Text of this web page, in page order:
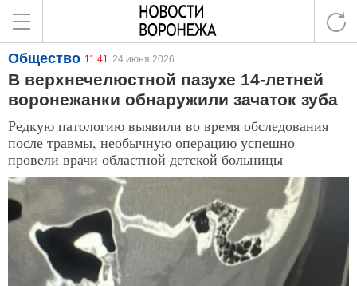
Общество 11:41 24 июня 2026
В верхнечелюстной пазухе 14-летней
воронежанки обнаружили зачаток зуба
Редкую патологию выявили во время обследования
после травмы, необычную операцию успешно
провели врачи областной детской больницы